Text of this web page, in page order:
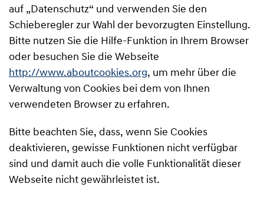
auf „Datenschutz“ und verwenden Sie den
Schieberegler zur Wahl der bevorzugten Einstellung.
Bitte nutzen Sie die Hilfe-Funktion in Ihrem Browser
oder besuchen Sie die Webseite
http://www.aboutcookies.org, um mehr über die
Verwaltung von Cookies bei dem von Ihnen
verwendeten Browser zu erfahren.
Bitte beachten Sie, dass, wenn Sie Cookies
deaktivieren, gewisse Funktionen nicht verfügbar
sind und damit auch die volle Funktionalität dieser
Webseite nicht gewährleistet ist.